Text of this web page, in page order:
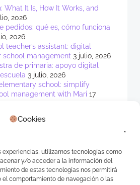
Cookies
experiencias, utilizamos tecnologías como
y/o acceder a la información del
de estas tecnologías nos permitirá
el comportamiento de navegación o las
What It Is, How It Works, and
2026
pedidos: qué es, cómo funciona
2026
teacher’s assistant: digital
management 3 julio, 2026
de primaria: apoyo digital
3 julio, 2026
school: simplify
management with Mari 17
Primer RALLY APP
chaveroenPrimer RALLY APP